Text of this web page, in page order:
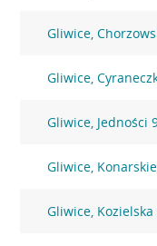
Gliwice,
Gliwice,
Gliwice, Jedności
Gliwice,
Gliwice, Kozielska